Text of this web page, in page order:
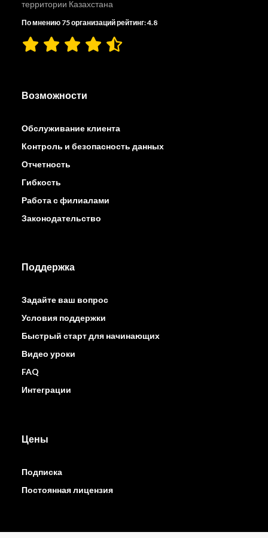
территории Казахстана
По мнению 75 организаций рейтинг: 4.8
Возможности
Обслуживание клиента
Контроль и безопасность данных
Отчетность
Гибкость
Работа с филиалами
Законодательство
Поддержка
Задайте ваш вопрос
Условия поддержки
Быстрый старт для начинающих
Видео уроки
FAQ
Интеграции
Цены
Подписка
Постоянная лицензия